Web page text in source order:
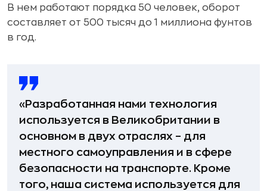
В нем работают порядка 50 человек, оборот
составляет от 500 тысяч до 1 миллиона фунтов
в год.
«Разработанная нами технология
используется в Великобритании в
основном в двух отраслях – для
местного самоуправления и в сфере
безопасности на транспорте. Кроме
того, наша система используется для